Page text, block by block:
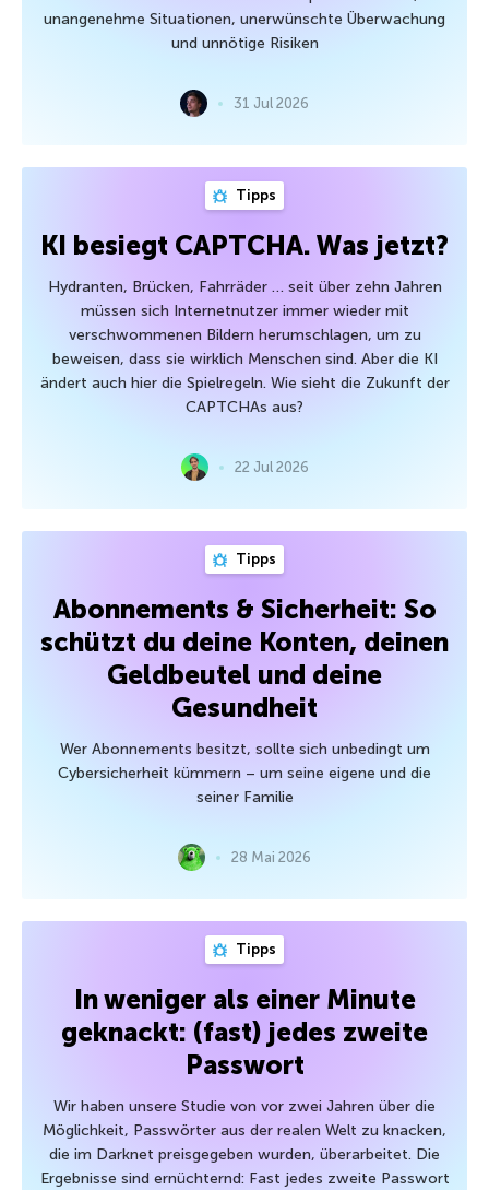
unangenehme Situationen, unerwünschte Überwachung
und unnötige Risiken
31 Jul 2026
Tipps
KI besiegt CAPTCHA. Was jetzt?
Hydranten, Brücken, Fahrräder … seit über zehn Jahren
müssen sich Internetnutzer immer wieder mit
verschwommenen Bildern herumschlagen, um zu
beweisen, dass sie wirklich Menschen sind. Aber die KI
ändert auch hier die Spielregeln. Wie sieht die Zukunft der
CAPTCHAs aus?
22 Jul 2026
Tipps
Abonnements & Sicherheit: So
schützt du deine Konten, deinen
Geldbeutel und deine
Gesundheit
Wer Abonnements besitzt, sollte sich unbedingt um
Cybersicherheit kümmern – um seine eigene und die
seiner Familie
28 Mai 2026
Tipps
In weniger als einer Minute
geknackt: (fast) jedes zweite
Passwort
Wir haben unsere Studie von vor zwei Jahren über die
Möglichkeit, Passwörter aus der realen Welt zu knacken,
die im Darknet preisgegeben wurden, überarbeitet. Die
Ergebnisse sind ernüchternd: Fast jedes zweite Passwort